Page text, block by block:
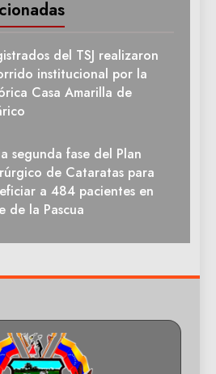
del TSJ realizaron
institucional por la
Casa Amarilla de
segunda fase del Plan
de Cataratas para
a 484 pacientes en
de la Pascua